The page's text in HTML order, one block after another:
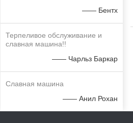
—— Бентх
Терпеливое обслуживание и
славная машина!!
—— Чарльз Баркар
Славная машина
—— Анил Рохан